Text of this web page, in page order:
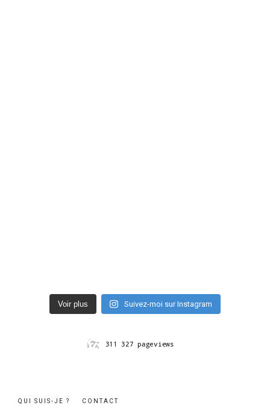
Voir plus Suivez-moi sur Instagram
QUI SUIS-JE ? CONTACT